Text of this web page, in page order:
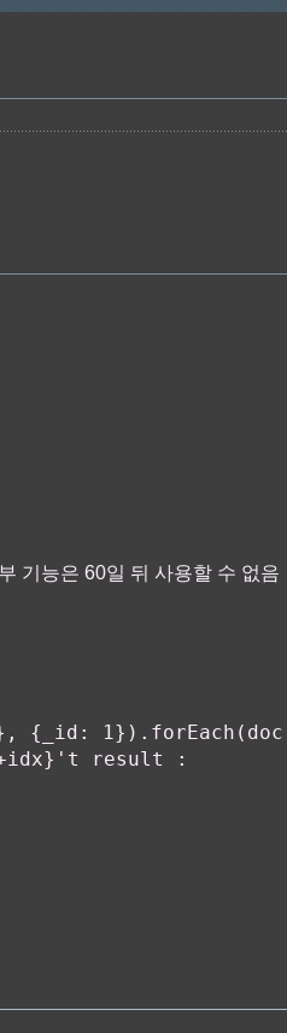
기능은 60일 뒤 사용할 수 없음
1}).forEach(doc
result :